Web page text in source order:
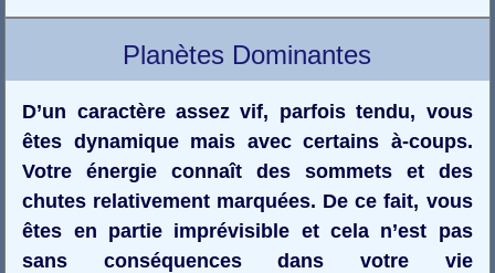
Planètes Dominantes
D’un caractère assez vif, parfois tendu, vous
êtes dynamique mais avec certains à-coups.
Votre énergie connaît des sommets et des
chutes relativement marquées. De ce fait, vous
êtes en partie imprévisible et cela n’est pas
sans conséquences dans votre vie